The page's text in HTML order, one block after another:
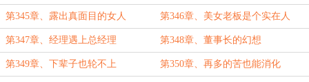
第345章、露出真面目的女人 第346章、美女老板是个实在人
第347章、经理遇上总经理 第348章、董事长的幻想
第349章、下辈子也轮不上 第350章、再多的苦也能消化